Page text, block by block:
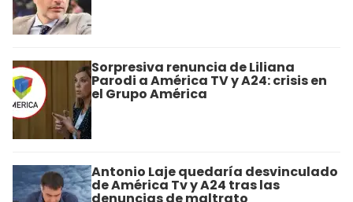
Sorpresiva renuncia de Liliana
Parodi a América TV y A24: crisis en
el Grupo América
Antonio Laje quedaría desvinculado
de América Tv y A24 tras las